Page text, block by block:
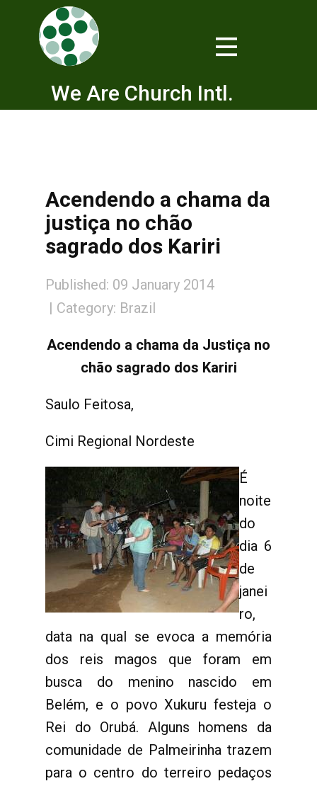
We Are Church Intl.
Acendendo a chama da
justiça no chão
sagrado dos Kariri
Published: 09 January 2014
Category: Brazil
Acendendo a chama da Justiça no
chão sagrado dos Kariri
Saulo Feitosa,
Cimi Regional Nordeste
É
noite
do
dia 6
de
janei
ro,
data na qual se evoca a memória
dos reis magos que foram em
busca do menino nascido em
Belém, e o povo Xukuru festeja o
Rei do Orubá. Alguns homens da
comunidade de Palmeirinha trazem
para o centro do terreiro pedaços